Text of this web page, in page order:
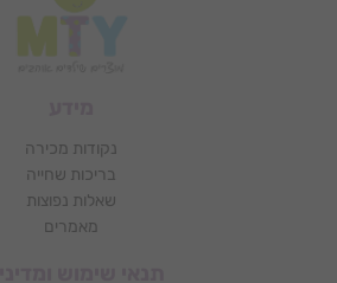
נקודות מכירה
בריכות שחייה
שאלות נפוצות
מאמרים